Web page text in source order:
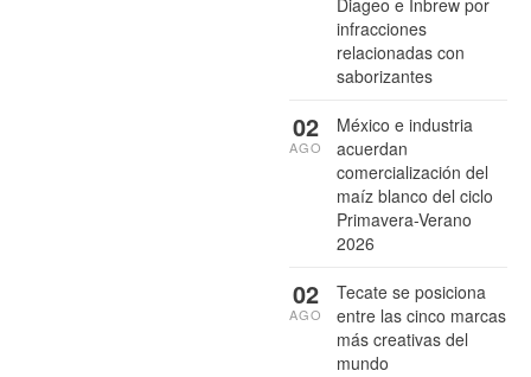
Diageo e Inbrew por
infracciones
relacionadas con
saborizantes
México e industria
acuerdan
comercialización del
maíz blanco del ciclo
Primavera-Verano
2026
02
AGO
Tecate se posiciona
entre las cinco marcas
más creativas del
mundo
02
AGO